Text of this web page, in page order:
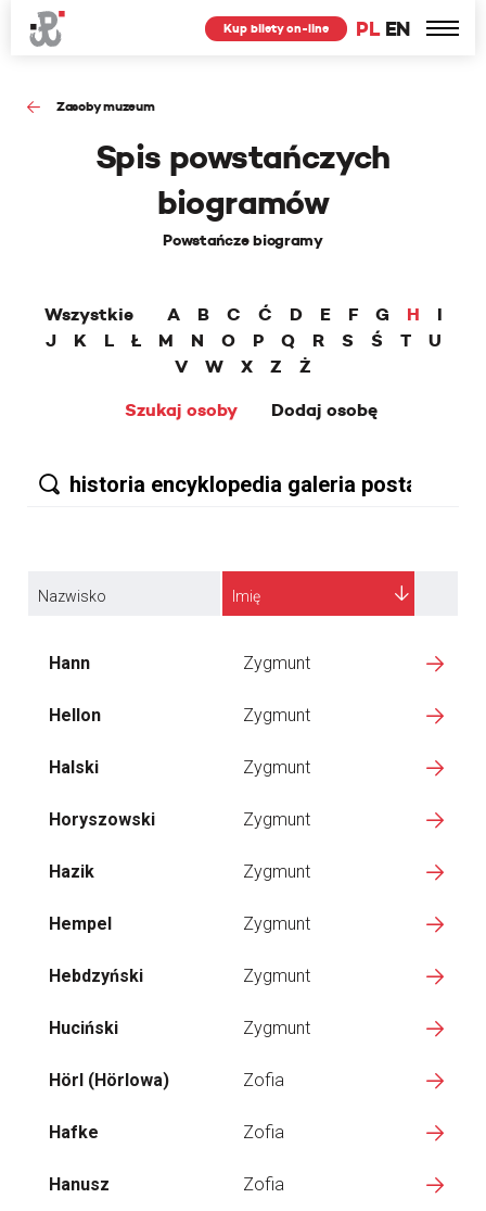
PL EN
Kup bilety on-line
Zasoby muzeum
Spis powstańczych
biogramów
Powstańcze biogramy
Wszystkie A B C Ć D E F G H
I
J
K L Ł M N O P Q R S Ś T
U
V
W X Z
Ż
Szukaj osoby
Dodaj osobę
Nazwisko Imię
Hann Zygmunt
Hellon Zygmunt
Halski Zygmunt
Horyszowski Zygmunt
Hazik Zygmunt
Hempel Zygmunt
Hebdzyński Zygmunt
Huciński Zygmunt
Hörl (Hörlowa) Zofia
Hafke Zofia
Hanusz Zofia